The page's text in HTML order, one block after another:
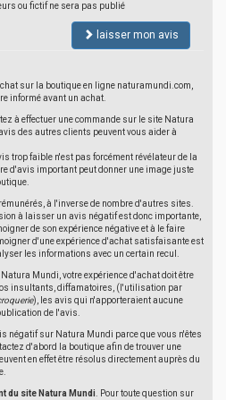
ou fictif ne sera pas publié
laisser mon avis
sur la boutique en ligne naturamundi.com,
informé avant un achat.
à effectuer une commande sur le site Natura
des autres clients peuvent vous aider à
trop faible n'est pas forcément révélateur de la
d'avis important peut donner une image juste
à l'inverse de nombre d'autres sites.
à laisser un avis négatif est donc importante,
de son expérience négative et à le faire
d'une expérience d'achat satisfaisante est
les informations avec un certain recul.
Mundi, votre expérience d'achat doit être
insultants, diffamatoires, (l'utilisation par
), les avis qui n'apporteraient aucune
de l'avis.
négatif sur Natura Mundi parce que vous n'êtes
d'abord la boutique afin de trouver une
en effet être résolus directement auprès du
du site Natura Mundi . Pour toute question sur